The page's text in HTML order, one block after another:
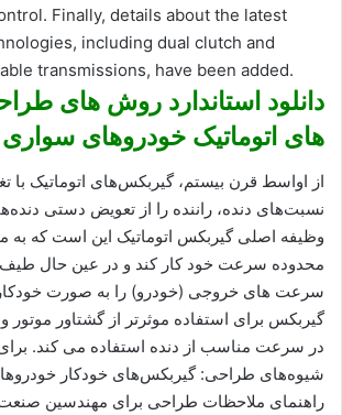
Finally, details about the latest
including dual clutch and
transmissions, have been added.
دانلود استاندارد روش های
های اتوماتیک خودروهای سواری
از اواسط قرن بیستم، گیربکس‌های اتوماتیک با
نسبت‌های دنده، راننده را از تعویض دستی
وظیفه اصلی گیربکس اتوماتیک این است که به
محدوده سرعت خود کار کند و در عین حال طیف
سرعت های خروجی (خودرو) را به صورت خودکار
گیربکس برای استفاده موثرتر از گشتاور موتور
در سرعت مناسب از دنده استفاده می کند. برای
شیوه‌های طراحی: گیربکس‌های خودکار
راهنمای ملاحظات طراحی برای مهندسین صنعت